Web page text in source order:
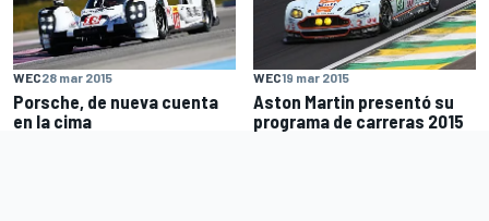
WEC28 mar 2015
Porsche, de nueva cuenta
en la cima
WEC19 mar 2015
Aston Martin presentó su
programa de carreras 2015